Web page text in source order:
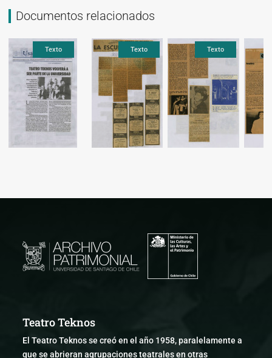
Documentos relacionados
Texto
Texto
Texto Texto Texto
Teatro Teknos
El Teatro Teknos se creó en el año 1958, paralelamente a
que se abrieran agrupaciones teatrales en otras